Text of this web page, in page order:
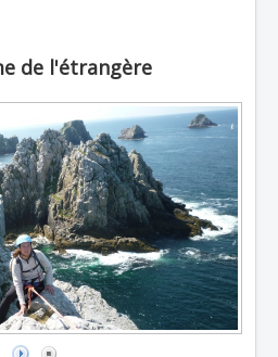
de l'étrangère